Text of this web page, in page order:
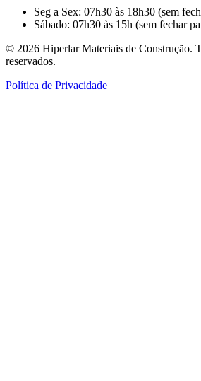
Seg a Sex: 07h30 às 18h30 (sem
Sábado: 07h30 às 15h (sem fechar
© 2026 Hiperlar Materiais de Construção.
reservados.
Política de Privacidade